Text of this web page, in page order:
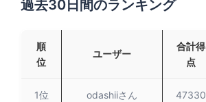
過去30日間のランキング
順
位
ユーザー
合計得
点
1位 odashiiさん 47330